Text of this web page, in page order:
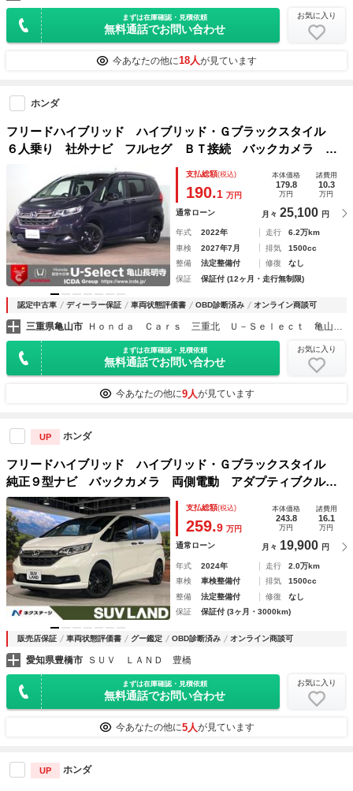
まずは在庫確認・見積依頼
無料通話でお問い合わせ
お気に入り
今あなたの他に18人が見ています
ホンダ
フリードハイブリッド ハイブリッド・Ｇブラックスタイル
６人乗り 社外ナビ フルセグ ＢＴ接続 バックカメラ Ｅ
ＴＣ 両側パワスラ ホンダセンシング レーダークルーズ
Ｃ シートヒーター ＬＥＤオートライト プッシュスター
ト 純正アルミ スペアキー 禁煙車
支払総額(税込)
190.1 万円
本体価格
179.8
万円
諸費用
10.3
万円
通常ローン 月々 25,100 円
年式 2022年 走行
6.2万km
車検
2027年7月 排気
1500cc
整備
法定整備付 修復
なし
保証
保証付 (12ヶ月・走行無制限)
認定中古車 ディーラー保証 車両状態評価書 OBD診断済み オンライン商談可
三重県亀山市 Ｈｏｎｄａ Ｃａｒｓ 三重北 Ｕ－Ｓｅｌｅｃｔ 亀山長明寺
まずは在庫確認・見積依頼
無料通話でお問い合わせ
お気に入り
今あなたの他に9人が見ています
UP ホンダ
フリードハイブリッド ハイブリッド・Ｇブラックスタイル
純正９型ナビ バックカメラ 両側電動 アダプティブクルー
ズ 衝突軽減 シートヒーター オートエアコン ＬＥＤヘッ
ド ＥＴＣ スマートキー ドラレコ ｂｌｕｅｔｏｏｔｈ
車線逸脱警報装置
支払総額(税込)
259.9 万円
本体価格
243.8
万円
諸費用
16.1
万円
通常ローン 月々 19,900 円
年式 2024年 走行
2.0万km
車検
車検整備付 排気
1500cc
整備
法定整備付 修復
なし
保証
保証付 (3ヶ月・3000km)
販売店保証 車両状態評価書 グー鑑定 OBD診断済み オンライン商談可
愛知県豊橋市 ＳＵＶ ＬＡＮＤ 豊橋
まずは在庫確認・見積依頼
無料通話でお問い合わせ
お気に入り
今あなたの他に5人が見ています
UP ホンダ